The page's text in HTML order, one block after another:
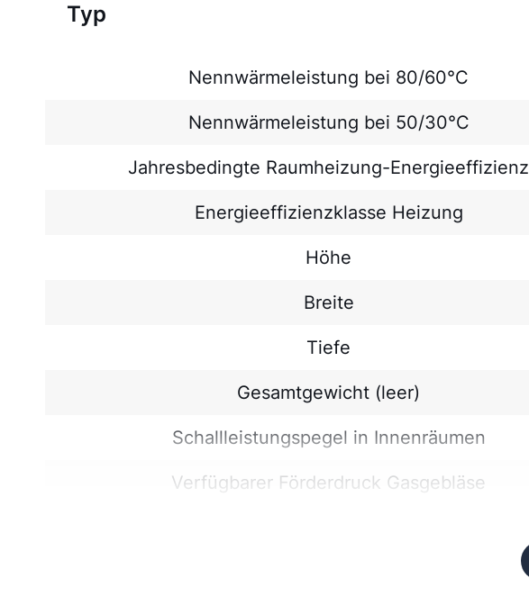
Typ
Nennwärmeleistung bei 80/60°C
Nennwärmeleistung bei 50/30°C
Jahresbedingte Raumheizung-Energieeffizienz
Energieeffizienzklasse Heizung
Höhe
Breite
Tiefe
Gesamtgewicht (leer)
Schallleistungspegel in Innenräumen
Verfügbarer Förderdruck Gasgebläse